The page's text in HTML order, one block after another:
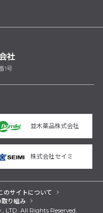
1号
並木薬品株式会社
株式会社セイミ
のサイトについて
り組み
LTD. All Rights Reserved.